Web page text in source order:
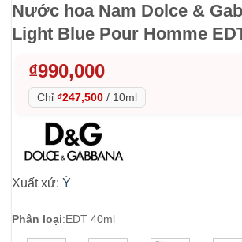
Nước hoa Nam Dolce &
Light Blue Pour Homme
₫990,000
Chỉ ₫247,500 / 10ml
Xuất xứ: Ý
Phân loại:EDT 40ml